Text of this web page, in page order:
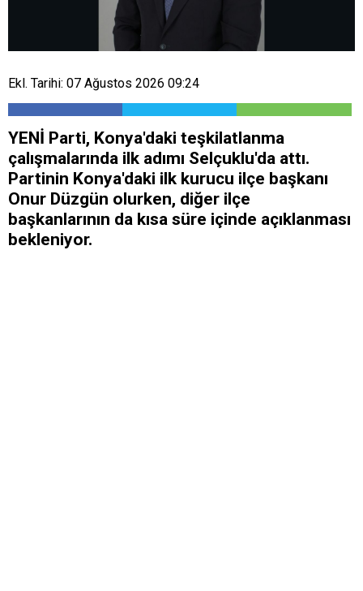
Ekl. Tarihi: 07 Ağustos 2026 09:24
YENİ Parti, Konya'daki teşkilatlanma
çalışmalarında ilk adımı Selçuklu'da attı.
Partinin Konya'daki ilk kurucu ilçe başkanı
Onur Düzgün olurken, diğer ilçe
başkanlarının da kısa süre içinde açıklanması
bekleniyor.